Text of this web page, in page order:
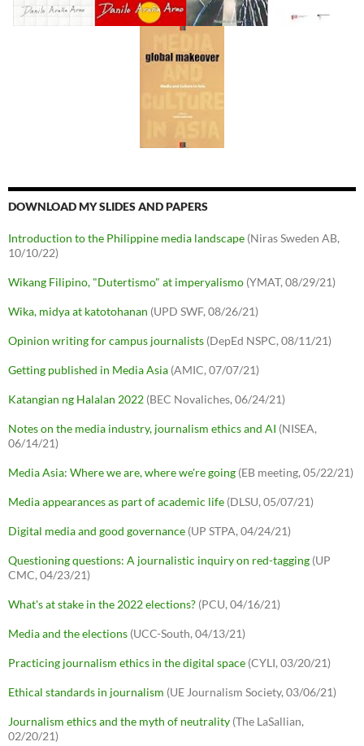
DOWNLOAD MY SLIDES AND PAPERS
Introduction to the Philippine media landscape (Niras Sweden AB,
10/10/22)
Wikang Filipino, "Dutertismo" at imperyalismo (YMAT, 08/29/21)
Wika, midya at katotohanan (UPD SWF, 08/26/21)
Opinion writing for campus journalists (DepEd NSPC, 08/11/21)
Getting published in Media Asia (AMIC, 07/07/21)
Katangian ng Halalan 2022 (BEC Novaliches, 06/24/21)
Notes on the media industry, journalism ethics and AI (NISEA,
06/14/21)
Media Asia: Where we are, where we're going (EB meeting, 05/22/21)
Media appearances as part of academic life (DLSU, 05/07/21)
Digital media and good governance (UP STPA, 04/24/21)
Questioning questions: A journalistic inquiry on red-tagging (UP
CMC, 04/23/21)
What's at stake in the 2022 elections? (PCU, 04/16/21)
Media and the elections (UCC-South, 04/13/21)
Practicing journalism ethics in the digital space (CYLI, 03/20/21)
Ethical standards in journalism (UE Journalism Society, 03/06/21)
Journalism ethics and the myth of neutrality (The LaSallian,
02/20/21)